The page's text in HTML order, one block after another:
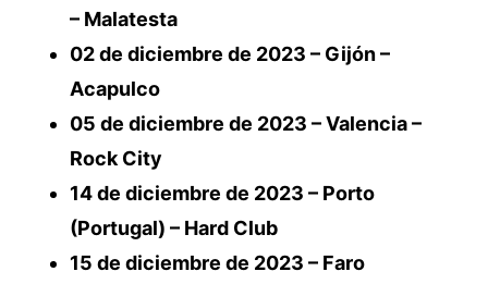
– Malatesta
02 de diciembre de 2023 – Gijón –
Acapulco
05 de diciembre de 2023 – Valencia –
Rock City
14 de diciembre de 2023 – Porto
(Portugal) – Hard Club
15 de diciembre de 2023 – Faro